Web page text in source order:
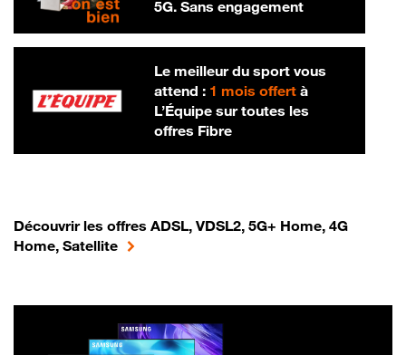
5G. Sans engagement
Le meilleur du sport vous
attend : 1 mois offertà
L’Équipe sur toutes les
offres Fibre
Découvrir les offres ADSL, VDSL2, 5G+ Home, 4G
Home, Satellite